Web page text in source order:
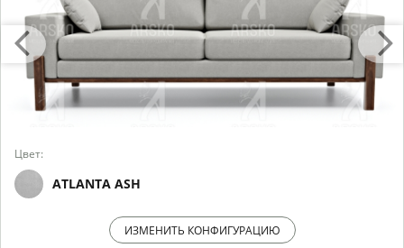
Цвет:
ATLANTA ASH
ИЗМЕНИТЬ КОНФИГУРАЦИЮ